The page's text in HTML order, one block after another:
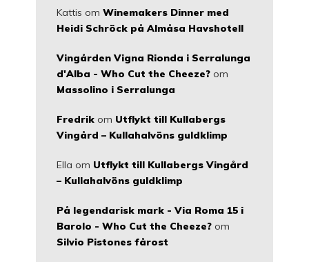
Kattis om Winemakers Dinner med
Heidi Schröck på Almåsa Havshotell
Vingården Vigna Rionda i Serralunga
d'Alba - Who Cut the Cheeze? om
Massolino i Serralunga
Fredrik om Utflykt till Kullabergs
Vingård – Kullahalvöns guldklimp
Ella om Utflykt till Kullabergs Vingård
– Kullahalvöns guldklimp
På legendarisk mark - Via Roma 15 i
Barolo - Who Cut the Cheeze? om
Silvio Pistones fårost